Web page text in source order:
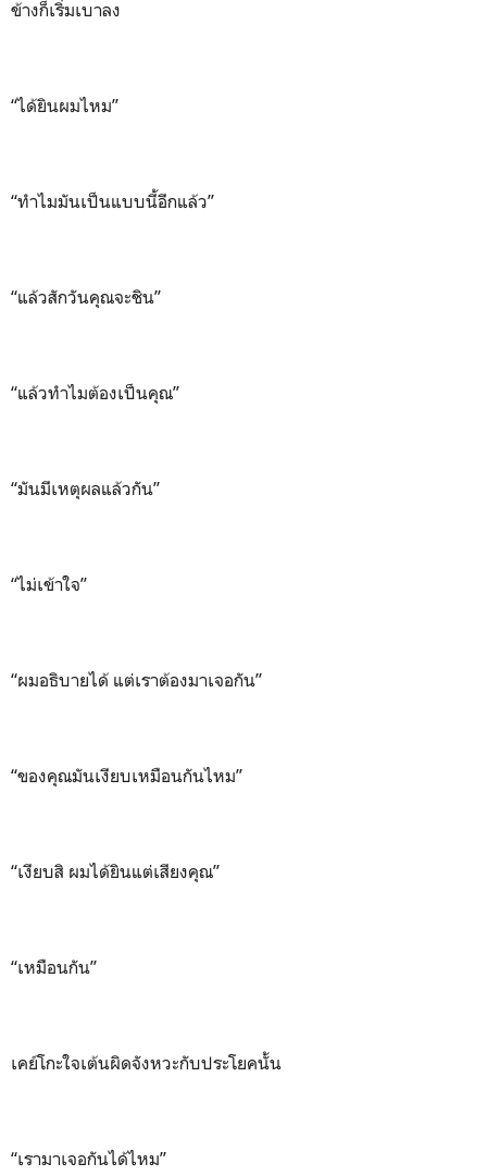
ข้างก็เริ่มเบาลง
“ได้ยินผมไหม”
“ทำไมมันเป็นแบบนี้อีกแล้ว”
“แล้วสักวันคุณจะชิน”
“แล้วทำไมต้องเป็นคุณ”
“มันมีเหตุผลแล้วกัน”
“ไม่เข้าใจ”
“ผมอธิบายได้ แต่เราต้องมาเจอกัน”
“ของคุณมันเงียบเหมือนกันไหม”
“เงียบสิ ผมได้ยินแต่เสียงคุณ”
“เหมือนกัน”
เคย์โกะใจเต้นผิดจังหวะกับประโยคนั้น
“เรามาเจอกันได้ไหม”